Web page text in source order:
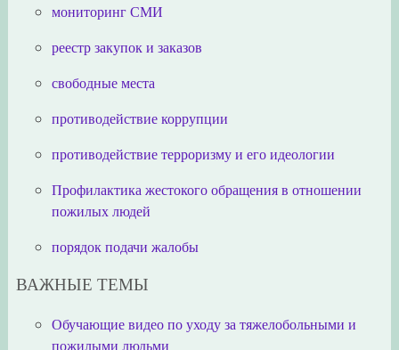
мониторинг СМИ
реестр закупок и заказов
свободные места
противодействие коррупции
противодействие терроризму и его идеологии
Профилактика жестокого обращения в отношении
пожилых людей
порядок подачи жалобы
ВАЖНЫЕ ТЕМЫ
Обучающие видео по уходу за тяжелобольными и
пожилыми людьми